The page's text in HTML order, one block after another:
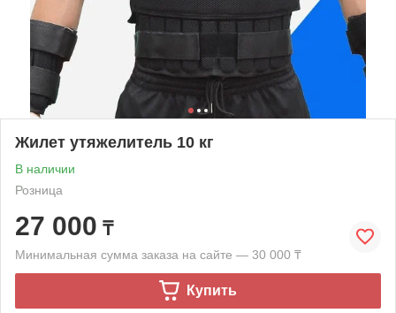
Жилет утяжелитель 10 кг
В наличии
Розница
27 000 ₸
Минимальная сумма заказа на сайте — 30 000 ₸
Купить